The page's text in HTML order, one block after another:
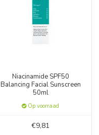
Niacinamide SPF50
Balancing Facial Sunscreen
50ml
Op voorraad
€9,81